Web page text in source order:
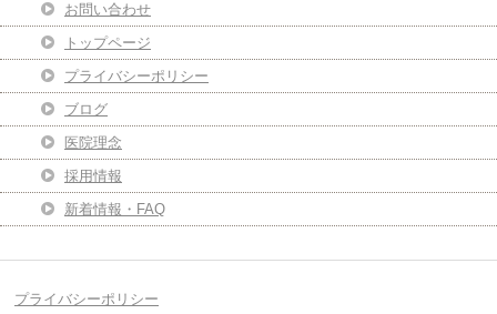
お問い合わせ
トップページ
プライバシーポリシー
ブログ
医院理念
採用情報
新着情報・FAQ
プライバシーポリシー